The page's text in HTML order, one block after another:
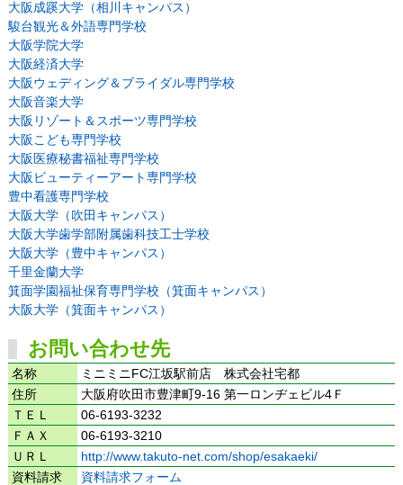
大阪成蹊大学（相川キャンパス）
駿台観光＆外語専門学校
大阪学院大学
大阪経済大学
大阪ウェディング＆ブライダル専門学校
大阪音楽大学
大阪リゾート＆スポーツ専門学校
大阪こども専門学校
大阪医療秘書福祉専門学校
大阪ビューティーアート専門学校
豊中看護専門学校
大阪大学（吹田キャンパス）
大阪大学歯学部附属歯科技工士学校
大阪大学（豊中キャンパス）
千里金蘭大学
箕面学園福祉保育専門学校（箕面キャンパス）
大阪大学（箕面キャンパス）
お問い合わせ先
名称
ミニミニFC江坂駅前店 株式会社宅都
住所
大阪府吹田市豊津町9-16 第一ロンヂェビル4Ｆ
ＴＥＬ
06-6193-3232
ＦＡＸ
06-6193-3210
ＵＲＬ
http://www.takuto-net.com/shop/esakaeki/
資料請求
資料請求フォーム